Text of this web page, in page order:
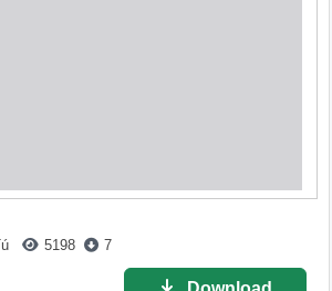
5198 7